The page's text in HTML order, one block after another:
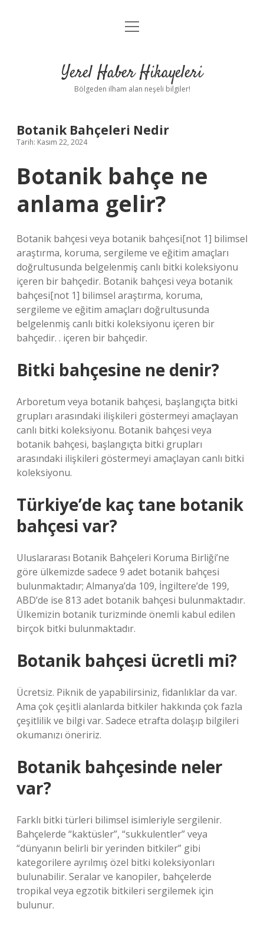
Anasayfa
Yasal Uyarı
menüyü
Yerel Haber Hikayeleri
Bölgeden ilham alan neşeli bilgiler!
Botanik Bahçeleri Nedir
Tarih: Kasım 22, 2024
Botanik bahçe ne
anlama gelir?
Botanik bahçesi veya botanik bahçesi[not 1] bilimsel
araştırma, koruma, sergileme ve eğitim amaçları
doğrultusunda belgelenmiş canlı bitki koleksiyonu
içeren bir bahçedir. Botanik bahçesi veya botanik
bahçesi[not 1] bilimsel araştırma, koruma,
sergileme ve eğitim amaçları doğrultusunda
belgelenmiş canlı bitki koleksiyonu içeren bir
bahçedir. . içeren bir bahçedir.
Bitki bahçesine ne denir?
Arboretum veya botanik bahçesi, başlangıçta bitki
grupları arasındaki ilişkileri göstermeyi amaçlayan
canlı bitki koleksiyonu. Botanik bahçesi veya
botanik bahçesi, başlangıçta bitki grupları
arasındaki ilişkileri göstermeyi amaçlayan canlı bitki
koleksiyonu.
Türkiye’de kaç tane botanik
bahçesi var?
Uluslararası Botanik Bahçeleri Koruma Birliği’ne
göre ülkemizde sadece 9 adet botanik bahçesi
bulunmaktadır; Almanya’da 109, İngiltere’de 199,
ABD’de ise 813 adet botanik bahçesi bulunmaktadır.
Ülkemizin botanik turizminde önemli kabul edilen
birçok bitki bulunmaktadır.
Botanik bahçesi ücretli mi?
Ücretsiz. Piknik de yapabilirsiniz, fidanlıklar da var.
Ama çok çeşitli alanlarda bitkiler hakkında çok fazla
çeşitlilik ve bilgi var. Sadece etrafta dolaşıp bilgileri
okumanızı öneririz.
Botanik bahçesinde neler
var?
Farklı bitki türleri bilimsel isimleriyle sergilenir.
Bahçelerde “kaktüsler”, “sukkulentler” veya
“dünyanın belirli bir yerinden bitkiler” gibi
kategorilere ayrılmış özel bitki koleksiyonları
bulunabilir. Seralar ve kanopiler, bahçelerde
tropikal veya egzotik bitkileri sergilemek için
bulunur.